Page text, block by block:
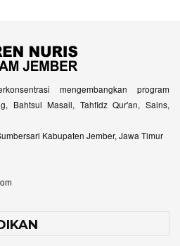
mengembangkan program
Bahtsul Masail, Tahfidz Qur'an, Sains,
Kabupaten Jember, Jawa Timur